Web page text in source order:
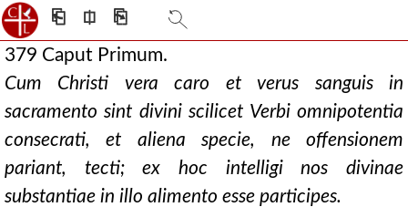
⎗ ⎅ ⎘
379 Caput Primum.
Cum Christi vera caro et verus sanguis in
sacramento sint divini scilicet Verbi omnipotentia
consecrati, et aliena specie, ne offensionem
pariant, tecti; ex hoc intelligi nos divinae
substantiae in illo alimento esse participes.